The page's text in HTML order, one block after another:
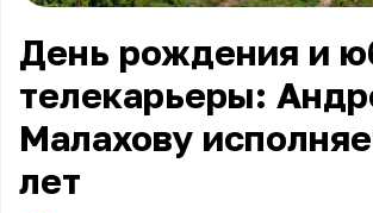
День рождения и
телекарьеры:
Малахову
лет